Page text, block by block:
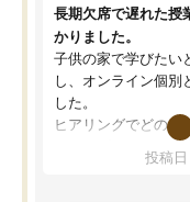
長期欠席で遅れた授
かりました。
子供の家で学びたい
し、オンライン個別
した。
ヒアリングでどのよ
か、オプションは付
事が出来ました。
投稿日